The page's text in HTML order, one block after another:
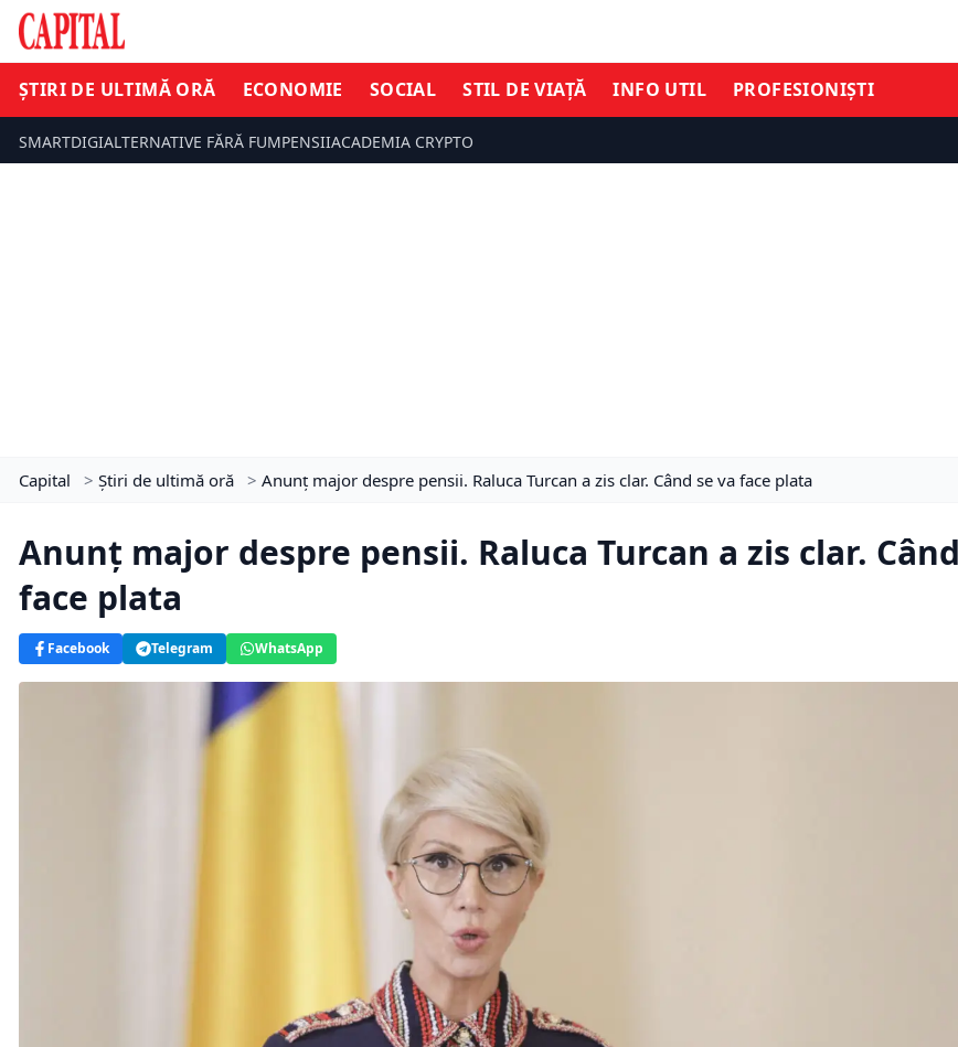
ȘTIRI DE ULTIMĂ ORĂ ECONOMIE SOCIAL STIL DE VIAȚĂ INFO UTIL PROFESIONIȘTI
SMARTDIGIALTERNATIVE FĂRĂ FUMPENSIIACADEMIA CRYPTO
Capital > Știri de ultimă oră > Anunț major despre pensii. Raluca Turcan a zis clar. Când se va face plata
Anunț major despre pensii. Raluca Turcan a zis clar.
face plata
Facebook Telegram WhatsApp